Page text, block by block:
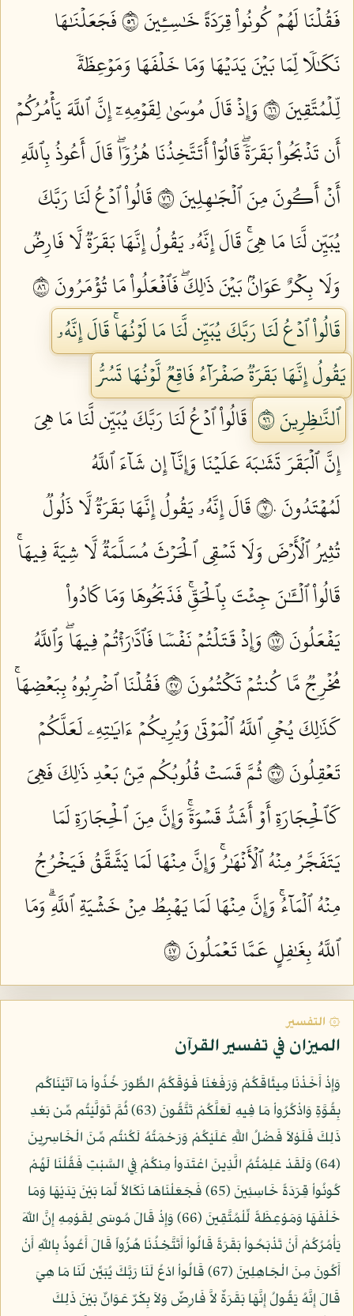
فَقُلۡنَا لَهُمۡ كُونُواْ قِرَدَةً خَٰسِـِٔينَ ٦٥
فَجَعَلۡنَٰهَا
نَكَٰلٗا لِّمَا بَيۡنَ يَدَيۡهَا وَمَا خَلۡفَهَا وَمَوۡعِظَةٗ
لِّلۡمُتَّقِينَ ٦٦
وَإِذۡ قَالَ مُوسَىٰ لِقَوۡمِهِۦٓ إِنَّ ٱللَّهَ يَأۡمُرُكُمۡ
أَن تَذۡبَحُواْ بَقَرَةٗۖ قَالُوٓاْ أَتَتَّخِذُنَا هُزُوٗاۖ قَالَ أَعُوذُ بِٱللَّهِ
أَنۡ أَكُونَ مِنَ ٱلۡجَٰهِلِينَ ٦٧
قَالُواْ ٱدۡعُ لَنَا رَبَّكَ
يُبَيِّن لَّنَا مَا هِيَۚ قَالَ إِنَّهُۥ يَقُولُ إِنَّهَا بَقَرَةٞ لَّا فَارِضٞ
وَلَا بِكۡرٌ عَوَانُۢ بَيۡنَ ذَٰلِكَۖ فَٱفۡعَلُواْ مَا تُؤۡمَرُونَ ٦٨
قَالُواْ ٱدۡعُ لَنَا رَبَّكَ يُبَيِّن لَّنَا مَا لَوۡنُهَاۚ قَالَ إِنَّهُۥ
يَقُولُ إِنَّهَا بَقَرَةٞ صَفۡرَآءُ فَاقِعٞ لَّوۡنُهَا تَسُرُّ
ٱلنَّٰظِرِينَ ٦٩
قَالُواْ ٱدۡعُ لَنَا رَبَّكَ يُبَيِّن لَّنَا مَا هِيَ
إِنَّ ٱلۡبَقَرَ تَشَٰبَهَ عَلَيۡنَا وَإِنَّآ إِن شَآءَ ٱللَّهُ
لَمُهۡتَدُونَ ٧٠
قَالَ إِنَّهُۥ يَقُولُ إِنَّهَا بَقَرَةٞ لَّا ذَلُولٞ
تُثِيرُ ٱلۡأَرۡضَ وَلَا تَسۡقِي ٱلۡحَرۡثَ مُسَلَّمَةٞ لَّا شِيَةَ فِيهَاۚ
قَالُواْ ٱلۡـَٰٔنَ جِئۡتَ بِٱلۡحَقِّۚ فَذَبَحُوهَا وَمَا كَادُواْ
يَفۡعَلُونَ ٧١
وَإِذۡ قَتَلۡتُمۡ نَفۡسٗا فَٱدَّٰرَٰءۡتُمۡ فِيهَاۖ وَٱللَّهُ
مُخۡرِجٞ مَّا كُنتُمۡ تَكۡتُمُونَ ٧٢
فَقُلۡنَا ٱضۡرِبُوهُ بِبَعۡضِهَاۚ
كَذَٰلِكَ يُحۡيِ ٱللَّهُ ٱلۡمَوۡتَىٰ وَيُرِيكُمۡ ءَايَٰتِهِۦ لَعَلَّكُمۡ
تَعۡقِلُونَ ٧٣
ثُمَّ قَسَتۡ قُلُوبُكُم مِّنۢ بَعۡدِ ذَٰلِكَ فَهِيَ
كَٱلۡحِجَارَةِ أَوۡ أَشَدُّ قَسۡوَةٗۚ وَإِنَّ مِنَ ٱلۡحِجَارَةِ لَمَا
يَتَفَجَّرُ مِنۡهُ ٱلۡأَنۡهَٰرُۚ وَإِنَّ مِنۡهَا لَمَا يَشَّقَّقُ فَيَخۡرُجُ
مِنۡهُ ٱلۡمَآءُۚ وَإِنَّ مِنۡهَا لَمَا يَهۡبِطُ مِنۡ خَشۡيَةِ ٱللَّهِۗ وَمَا
ٱللَّهُ بِغَٰفِلٍ عَمَّا تَعۡمَلُونَ ٧٤
۞ التفسير
الميزان في تفسير القرآن
وَإِذْ أَخَذْنَا مِيثَاقَكُمْ وَرَفَعْنَا فَوْقَكُمُ الطُّورَ خُذُواْ مَا آتَيْنَاكُم
بِقُوَّةٍ وَاذْكُرُواْ مَا فِيهِ لَعَلَّكُمْ تَتَّقُونَ (63) ثُمَّ تَوَلَّيْتُم مِّن بَعْدِ
ذَلِكَ فَلَوْلاَ فَضْلُ اللَّهِ عَلَيْكُمْ وَرَحْمَتُهُ لَكُنتُم مِّنَ الْخَاسِرِينَ
(64) وَلَقَدْ عَلِمْتُمُ الَّذِينَ اعْتَدَواْ مِنكُمْ فِي السَّبْتِ فَقُلْنَا لَهُمْ
كُونُواْ قِرَدَةً خَاسِئِينَ (65) فَجَعَلْنَاهَا نَكَالاً لِّمَا بَيْنَ يَدَيْهَا وَمَا
خَلْفَهَا وَمَوْعِظَةً لِّلْمُتَّقِينَ (66) وَإِذْ قَالَ مُوسَى لِقَوْمِهِ إِنَّ اللّهَ
يَأْمُرُكُمْ أَنْ تَذْبَحُواْ بَقَرَةً قَالُواْ أَتَتَّخِذُنَا هُزُواً قَالَ أَعُوذُ بِاللّهِ أَنْ
أَكُونَ مِنَ الْجَاهِلِينَ (67) قَالُواْ ادْعُ لَنَا رَبَّكَ يُبَيِّن لّنَا مَا هِيَ
قَالَ إِنَّهُ يَقُولُ إِنَّهَا بَقَرَةٌ لاَّ فَارِضٌ وَلاَ بِكْرٌ عَوَانٌ بَيْنَ ذَلِكَ